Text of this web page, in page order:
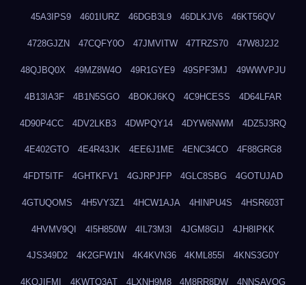
45A3IPS9 4601IURZ 46DGB3L9 46DLKJV6 46KT56QV
4728GJZN 47CQFY0O 47JMVITW 47TRZS70 47W8J2J2
48QJBQ0X 49MZ8W4O 49R1GYE9 49SPF3MJ 49WWVPJU
4B13IA3F 4B1N5SGO 4BOKJ6KQ 4C9HCESS 4D64LFAR
4D90P4CC 4DV2LKB3 4DWPQY14 4DYW6NWM 4DZ5J3RQ
4E402GTO 4E4R43JK 4EE6J1ME 4ENC34CO 4F88GRG8
4FDT5ITF 4GHTKFV1 4GJRPJFP 4GLC8SBG 4GOTUJAD
4GTUQOMS 4H5VY3Z1 4HCW1AJA 4HINPU4S 4HSR603T
4HVMV9QI 4I5H850W 4IL73M3I 4JGM8GIJ 4JH8IPKK
4JS349D2 4K2GFW1N 4K4KVN36 4KML855I 4KNS3G0Y
4KQJIFMI 4KWTO3AT 4LXNH9M8 4M8RR8DW 4NNSAVOG